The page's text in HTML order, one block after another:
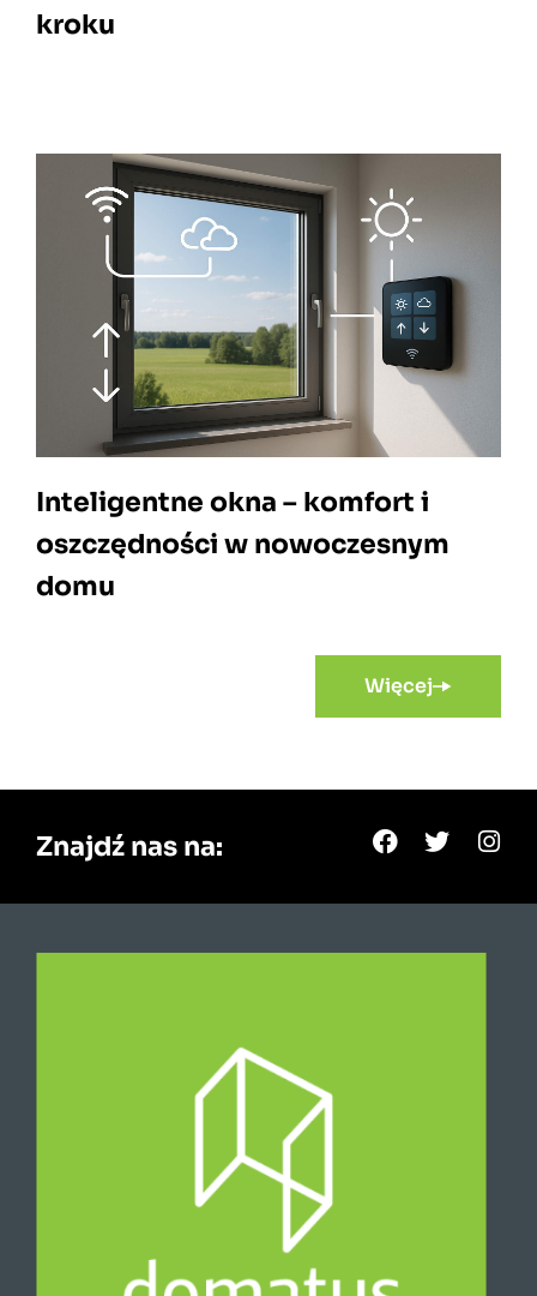
kroku
Inteligentne okna – komfort i
oszczędności w nowoczesnym
domu
Więcej
Znajdź nas na: